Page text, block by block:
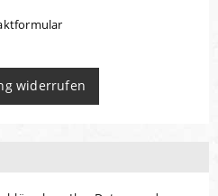
widerrufen